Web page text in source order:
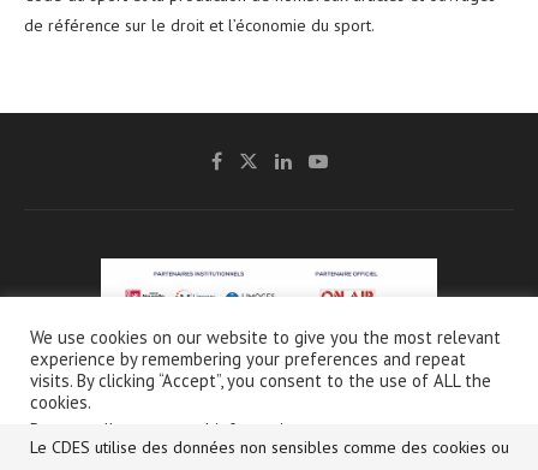
de référence sur le droit et l’économie du sport.
@2021 - CDES -Mentions légales & Crédits- Charte de protection et d’utilisation
des données personnelles
We use cookies on our website to give you the most relevant
experience by remembering your preferences and repeat
visits. By clicking “Accept”, you consent to the use of ALL the
cookies.
Do not sell my personal information
Le CDES utilise des données non sensibles comme des cookies ou